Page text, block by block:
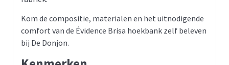
Kom de compositie, materialen en het uitnodigende
comfort van de Évidence Brisa hoekbank zelf beleven
bij De Donjon.